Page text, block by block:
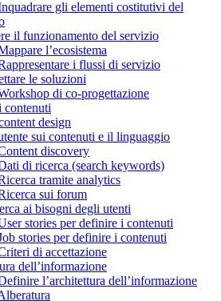
gli elementi costitutivi del
il funzionamento del servizio
l’ecosistema
i flussi di servizio
le soluzioni
di co-progettazione
contenuti
design
sui contenuti e il linguaggio
discovery
di ricerca (search keywords)
tramite analytics
sui forum
ai bisogni degli utenti
stories per definire i contenuti
stories per definire i contenuti
di accettazione
dell’informazione
l’architettura dell’informazione